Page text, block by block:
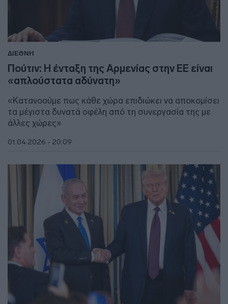
ΔΙΕΘΝΗ
Πούτιν: Η ένταξη της Αρμενίας στην ΕΕ είναι
«απλούστατα αδύνατη»
«Κατανοούμε πως κάθε χώρα επιδιώκει να αποκομίσει
τα μέγιστα δυνατά οφέλη από τη συνεργασία της με
άλλες χώρες»
01.04.2026 - 20:09